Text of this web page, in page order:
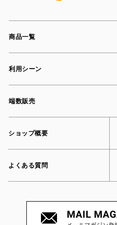
商品一覧
利用シーン
端数販売
ショップ概要
よくある質問